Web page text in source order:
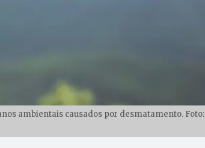
ambientais causados por desmatamento. Foto: